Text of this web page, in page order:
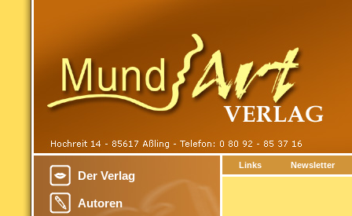
Der Verlag
Autoren
Links Newsletter